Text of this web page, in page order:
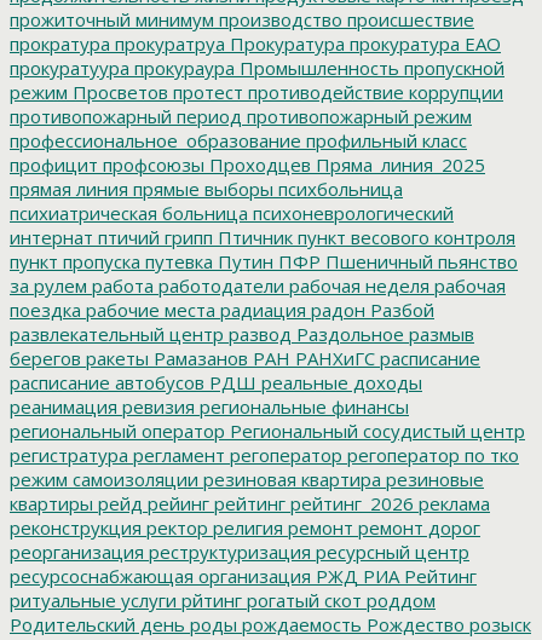
прожиточный минимум производство происшествие
прократура прокуратруа Прокуратура прокуратура ЕАО
прокуратуура прокураура Промышленность пропускной
режим Просветов протест противодействие коррупции
противопожарный период противопожарный режим
профессиональное_образование профильный класс
профицит профсоюзы Проходцев Пряма_линия_2025
прямая линия прямые выборы психбольница
психиатрическая больница психоневрологический
интернат птичий грипп Птичник пункт весового контроля
пункт пропуска путевка Путин ПФР Пшеничный пьянство
за рулем работа работодатели рабочая неделя рабочая
поездка рабочие места радиация радон Разбой
развлекательный центр развод Раздольное размыв
берегов ракеты Рамазанов РАН РАНХиГС расписание
расписание автобусов РДШ реальные доходы
реанимация ревизия региональные финансы
региональный оператор Региональный сосудистый центр
регистратура регламент регоператор регоператор по тко
режим самоизоляции резиновая квартира резиновые
квартиры рейд рейинг рейтинг рейтинг_2026 реклама
реконструкция ректор религия ремонт ремонт дорог
реорганизация реструктуризация ресурсный центр
ресурсоснабжающая организация РЖД РИА Рейтинг
ритуальные услуги рйтинг рогатый скот роддом
Родительский день роды рождаемость Рождество розыск